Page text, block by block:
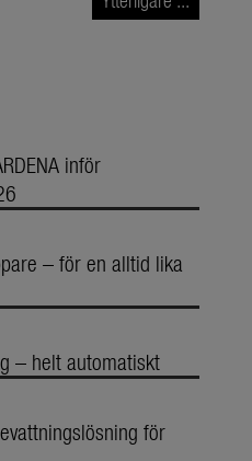
inför
– för en alltid lika
– helt automatiskt
för